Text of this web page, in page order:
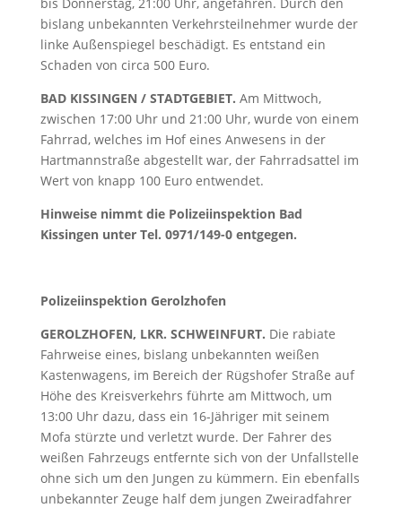
bislang unbekannten Verkehrsteilnehmer wurde der
linke Außenspiegel beschädigt. Es entstand ein
Schaden von circa 500 Euro.
BAD KISSINGEN / STADTGEBIET. Am Mittwoch,
zwischen 17:00 Uhr und 21:00 Uhr, wurde von einem
Fahrrad, welches im Hof eines Anwesens in der
Hartmannstraße abgestellt war, der Fahrradsattel im
Wert von knapp 100 Euro entwendet.
Hinweise nimmt die Polizeiinspektion Bad
Kissingen unter Tel. 0971/149-0 entgegen.
Polizeiinspektion Gerolzhofen
GEROLZHOFEN, LKR. SCHWEINFURT. Die rabiate
Fahrweise eines, bislang unbekannten weißen
Kastenwagens, im Bereich der Rügshofer Straße auf
Höhe des Kreisverkehrs führte am Mittwoch, um
13:00 Uhr dazu, dass ein 16-Jähriger mit seinem
Mofa stürzte und verletzt wurde. Der Fahrer des
weißen Fahrzeugs entfernte sich von der Unfallstelle
ohne sich um den Jungen zu kümmern. Ein ebenfalls
unbekannter Zeuge half dem jungen Zweiradfahrer